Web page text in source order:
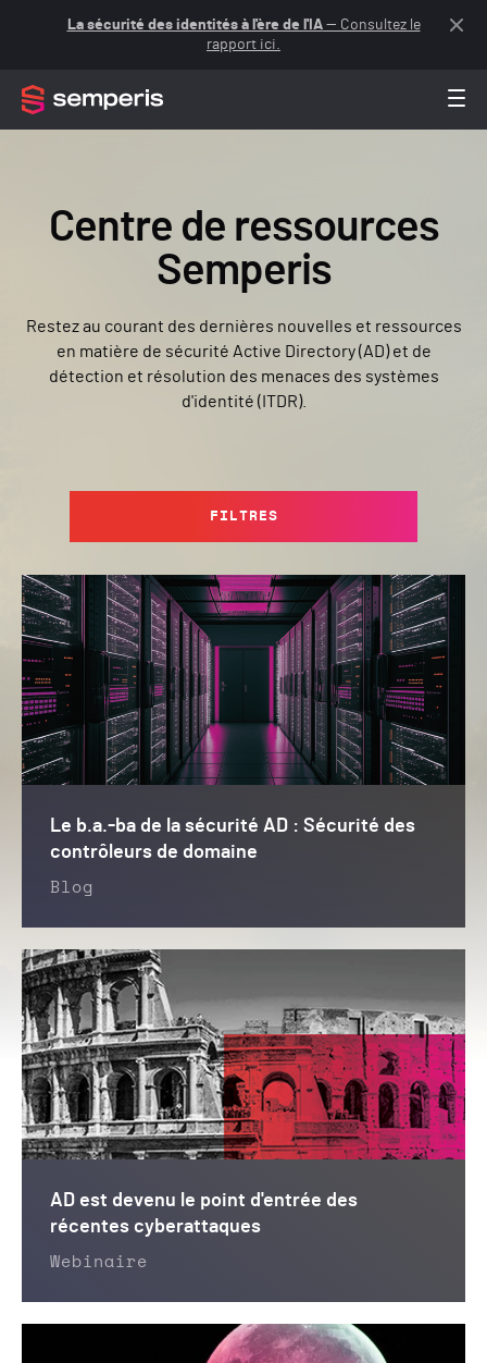
La sécurité des identités à l'ère de l'IA— Consultez le
rapport ici.
Centre de ressources
Semperis
Restez au courant des dernières nouvelles et ressources
en matière de sécurité Active Directory (AD) et de
détection et résolution des menaces des systèmes
d'identité (ITDR).
FILTRES
Le b.a.-ba de la sécurité AD : Sécurité des
contrôleurs de domaine
Blog
AD est devenu le point d'entrée des
récentes cyberattaques
Webinaire